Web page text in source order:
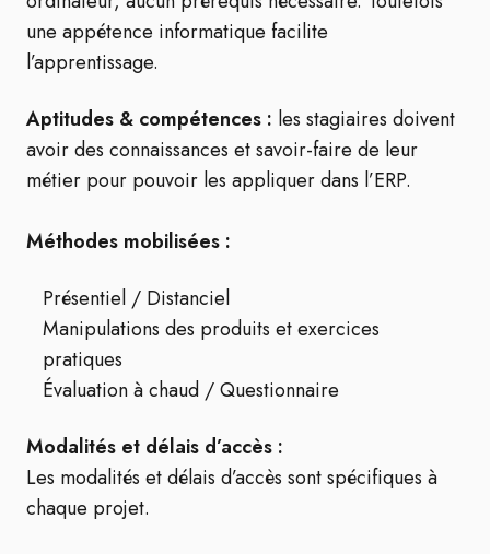
une appétence informatique facilite
l’apprentissage.
Aptitudes & compétences : les stagiaires doivent
avoir des connaissances et savoir-faire de leur
métier pour pouvoir les appliquer dans l’ERP.
Méthodes mobilisées :
Présentiel / Distanciel
Manipulations des produits et exercices
pratiques
Évaluation à chaud / Questionnaire
Modalités et délais d’accès :
Les modalités et délais d’accès sont spécifiques à
chaque projet.